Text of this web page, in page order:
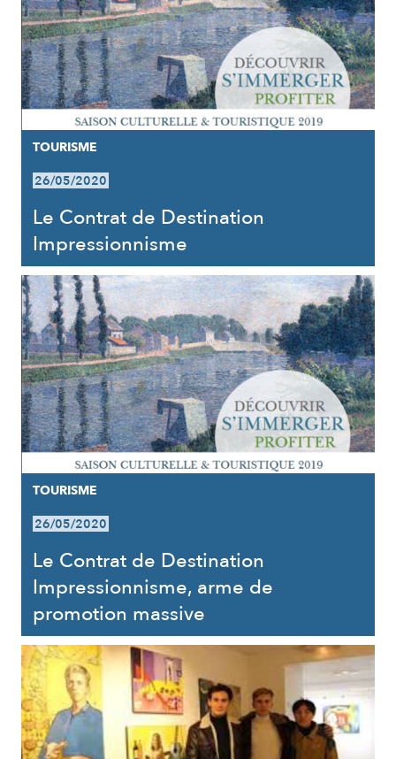
TOURISME
26/05/2020
Le Contrat de Destination
Impressionnisme
TOURISME
26/05/2020
Le Contrat de Destination
Impressionnisme, arme de
promotion massive